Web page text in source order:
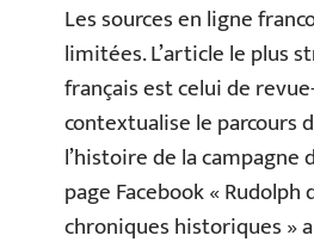
Les sources en ligne
limitées. L’article le plus
français est celui de
contextualise le parcours
l’histoire de la campagne
page Facebook « Rudolph
chroniques historiques »